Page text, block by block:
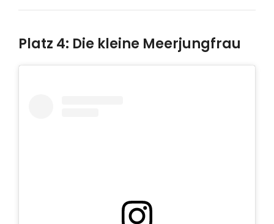
Platz 4: Die kleine Meerjungfrau